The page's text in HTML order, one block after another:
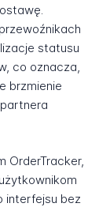
statusu
co oznacza,
brzmienie
OrderTracker,
interfejsu bez